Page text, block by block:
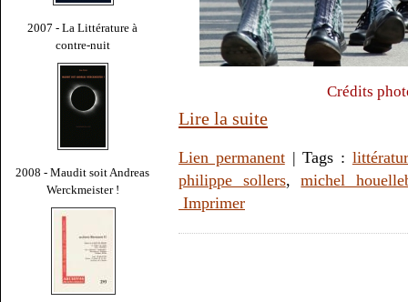
2007 - La Littérature à
contre-nuit
2008 - Maudit soit Andreas
Werckmeister !
Crédits
Lire la suite
Lien permanent| Tags :
philippe sollers,michel
Imprimer